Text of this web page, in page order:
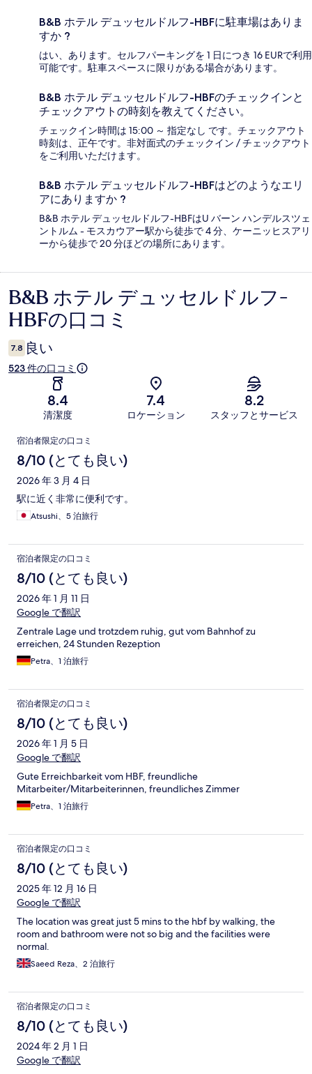
B&B ホテル デュッセルドルフ-HBFに駐車場はありま
すか ?
はい、あります。セルフパーキングを 1 日につき 16 EURで利用
可能です。駐車スペースに限りがある場合があります。
B&B ホテル デュッセルドルフ-HBFのチェックインと
チェックアウトの時刻を教えてください。
チェックイン時間は 15:00 ～ 指定なし です。チェックアウト
時刻は、正午です。非対面式のチェックイン / チェックアウト
をご利用いただけます。
B&B ホテル デュッセルドルフ-HBFはどのようなエリ
アにありますか ?
B&B ホテル デュッセルドルフ-HBFはU バーン ハンデルスツェ
ントルム - モスカウアー駅から徒歩で 4 分、ケーニッヒスアリ
ーから徒歩で 20 分ほどの場所にあります。
口
コ
ミ
B&B ホテル デュッセルドルフ-
HBFの口コミ
7.8 良い
523 件の口コミ
8.4
清潔度
7.4
ロケーション
8.2
スタッフとサービス
口
コ
ミ
宿泊者限定の口コミ
8/10 (とても良い)
2026 年 3 月 4 日
駅に近く非常に便利です。
Atsushi、5 泊旅行
宿泊者限定の口コミ
8/10 (とても良い)
2026 年 1 月 11 日
Google で翻訳
Zentrale Lage und trotzdem ruhig, gut vom Bahnhof zu
erreichen, 24 Stunden Rezeption
Petra、1 泊旅行
宿泊者限定の口コミ
8/10 (とても良い)
2026 年 1 月 5 日
Google で翻訳
Gute Erreichbarkeit vom HBF, freundliche
Mitarbeiter/Mitarbeiterinnen, freundliches Zimmer
Petra、1 泊旅行
宿泊者限定の口コミ
8/10 (とても良い)
2025 年 12 月 16 日
Google で翻訳
The location was great just 5 mins to the hbf by walking, the
room and bathroom were not so big and the facilities were
normal.
Saeed Reza、2 泊旅行
宿泊者限定の口コミ
8/10 (とても良い)
2024 年 2 月 1 日
Google で翻訳